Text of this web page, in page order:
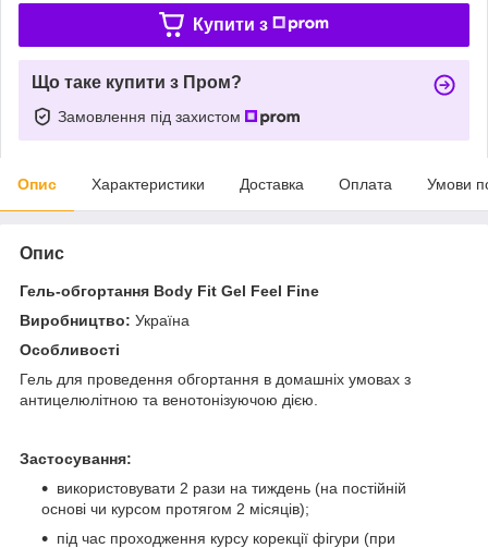
Купити з
Що таке купити з Пром?
Замовлення під захистом
Опис Характеристики Доставка Оплата Умови
Опис
Гель-обгортання Body Fit Gel Feel Fine
Виробництво: Україна
Особливості
Гель для проведення обгортання в домашніх умовах з
антицелюлітною та венотонізуючою дією.
Застосування:
використовувати 2 рази на тиждень (на постійній
основі чи курсом протягом 2 місяців);
під час проходження курсу корекції фігури (при